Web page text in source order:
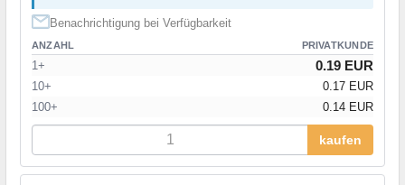
Benachrichtigung bei Verfügbarkeit
ANZAHL PRIVATKUNDE
1+ 0.19 EUR
10+
0.17 EUR
100+
0.14 EUR
kaufen